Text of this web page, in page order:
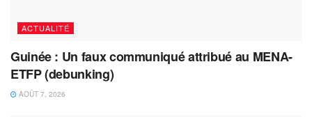
ACTUALITÉ
Guinée : Un faux communiqué attribué au MENA-
ETFP (debunking)
AOÛT 7, 2026